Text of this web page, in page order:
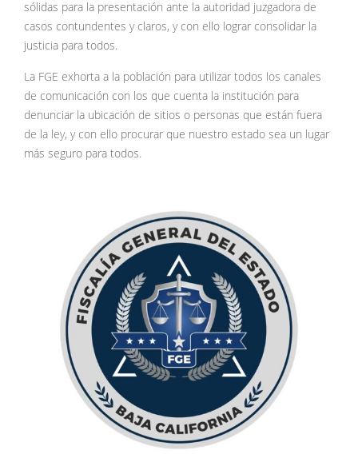
sólidas para la presentación ante la autoridad juzgadora de
casos contundentes y claros, y con ello lograr consolidar la
justicia para todos.
La FGE exhorta a la población para utilizar todos los canales
de comunicación con los que cuenta la institución para
denunciar la ubicación de sitios o personas que están fuera
de la ley, y con ello procurar que nuestro estado sea un lugar
más seguro para todos.